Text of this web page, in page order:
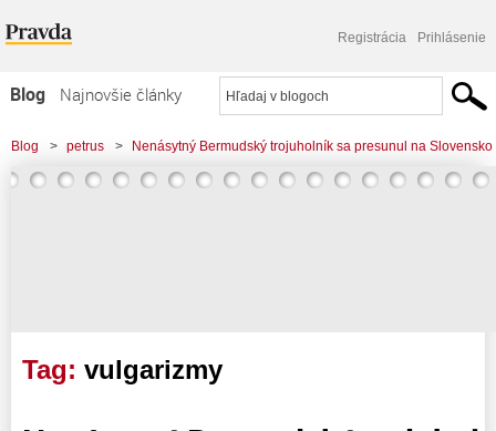
Registrácia Prihlásenie
Blog
Najnovšie články
Najčítanejšie články
Najkomentovanejšie články
Blog > petrus > Nenásytný Bermudský trojuholník sa presunul na Slovensko
Tag: vulgarizmy